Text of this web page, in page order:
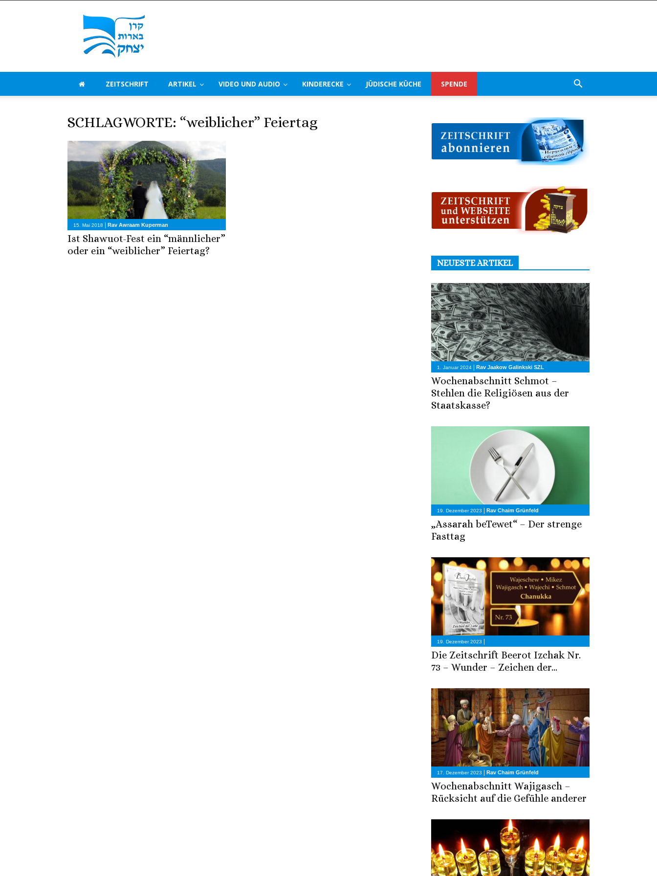
Beerot
Izchak
Deutschland
ZEITSCHRIFT ARTIKEL VIDEO UND AUDIO KINDERECKE JÜDISCHE KÜCHE SPENDE
SCHLAGWORTE: “weiblicher” Feiertag
15. Mai 2018 Rav Awraam Kuperman
Ist Shawuot-Fest ein “männlicher”
oder ein “weiblicher” Feiertag?
NEUESTE ARTIKEL
1. Januar 2024 | Rav Jaakow Galinkski SZL
Wochenabschnitt Schmot –
Stehlen die Religiösen aus der
Staatskasse?
19. Dezember 2023 | Rav Chaim Grünfeld
„Assarah beTewet“ – Der strenge
Fasttag
19. Dezember 2023 |
Die Zeitschrift Beerot Izchak Nr.
73 – Wunder – Zeichen der...
17. Dezember 2023 | Rav Chaim Grünfeld
Wochenabschnitt Wajigasch –
Rücksicht auf die Gefühle anderer